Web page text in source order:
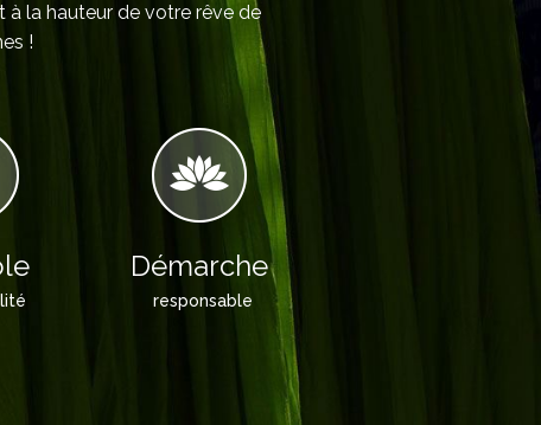
à la hauteur de votre rêve de
!
Démarche
responsable